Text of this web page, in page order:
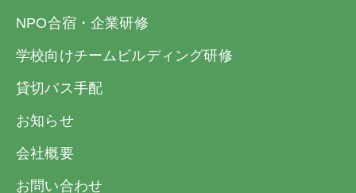
100,000円以上 旅行代金の20％以上
ただし、特定期間・特定コースにつきまして
は、別途パンフレットに定めるところにより
す。
※上表内の「旅行代金」とは第6項(3)の「お
して取扱います。また本項(3)に定めた旅行契
約成立前に、お客様がお申し込みを撤回され
い戻します。
旅行代金の額
NPO合宿・企業研修
学校向けチームビルディング研修
貸切バス手配
お知らせ
会社概要
お問い合わせ